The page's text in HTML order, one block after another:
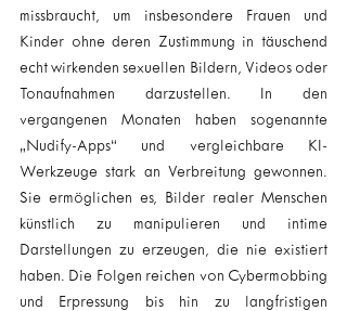
missbraucht, um insbesondere Frauen und
Kinder ohne deren Zustimmung in täuschend
echt wirkenden sexuellen Bildern, Videos oder
Tonaufnahmen darzustellen. In den
vergangenen Monaten haben sogenannte
„Nudify-Apps“ und vergleichbare KI-
Werkzeuge stark an Verbreitung gewonnen.
Sie ermöglichen es, Bilder realer Menschen
künstlich zu manipulieren und intime
Darstellungen zu erzeugen, die nie existiert
haben. Die Folgen reichen von Cybermobbing
und Erpressung bis hin zu langfristigen